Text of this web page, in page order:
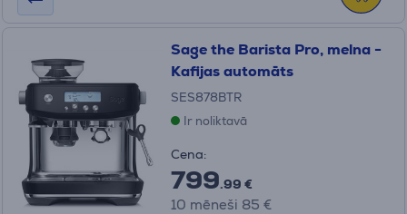
Sage the Barista Pro, melna -
Kafijas automāts
SES878BTR
Ir noliktavā
Cena:
799.99 €
10 mēneši 85 €